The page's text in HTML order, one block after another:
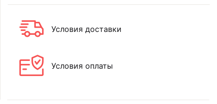
Условия доставки
Условия оплаты